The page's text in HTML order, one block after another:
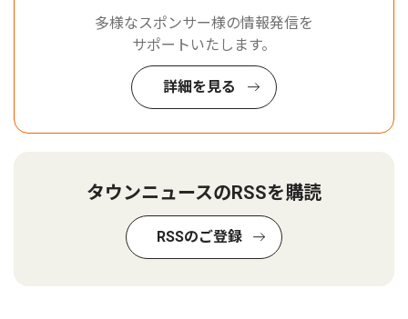
多様なスポンサー様の情報発信を
サポートいたします。
詳細を見る
タウンニュースのRSSを購読
RSSのご登録